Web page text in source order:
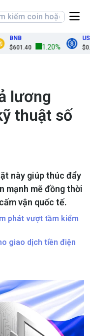
1.20%
USDC
lương
thuật số
này giúp thúc đẩy
mạnh mẽ đồng thời
vận quốc tế.
phát vượt tầm kiểm
giao dịch tiền điện